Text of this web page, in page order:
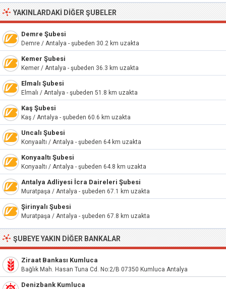
YAKINLARDAKI DIĞER ŞUBELER
Demre Şubesi
Demre / Antalya - şubeden 30.2 km uzakta
Kemer Şubesi
Kemer / Antalya - şubeden 36.3 km uzakta
Elmalı Şubesi
Elmalı / Antalya - şubeden 51.8 km uzakta
Kaş Şubesi
Kaş / Antalya - şubeden 60.6 km uzakta
Uncalı Şubesi
Konyaaltı / Antalya - şubeden 64 km uzakta
Konyaaltı Şubesi
Konyaaltı / Antalya - şubeden 64.8 km uzakta
Antalya Adliyesi İcra Daireleri Şubesi
Muratpaşa / Antalya - şubeden 67.1 km uzakta
Şirinyalı Şubesi
Muratpaşa / Antalya - şubeden 67.8 km uzakta
ŞUBEYE YAKIN DIĞER BANKALAR
Ziraat Bankası Kumluca
Bağlık Mah. Hasan Tuna Cd. No:2/B 07350 Kumluca Antalya
Denizbank Kumluca